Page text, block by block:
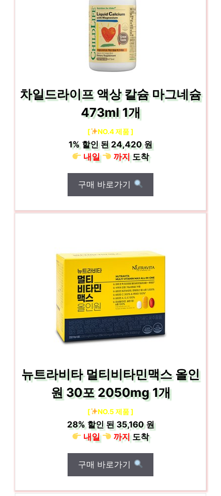
차일드라이프 액상 칼슘 마그네슘
473ml 1개
[ NO.4 제품 ]
1% 할인 된24,420 원
내일
까지도착
구매 바로가기
뉴트라비타 멀티비타민맥스 올인
원 30포 2050mg 1개
[ NO.5 제품 ]
28%할인 된35,160 원
내일
까지도착
구매 바로가기